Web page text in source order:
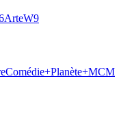
ArteW9
Comédie+Planète+MCM